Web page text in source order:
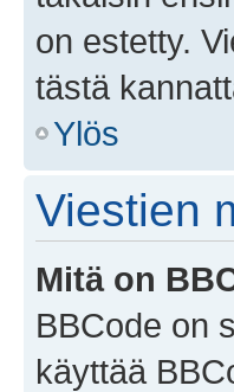
on estetty.
tästä
Ylös
Viestien
Mitä on
BBCode on
käyttää